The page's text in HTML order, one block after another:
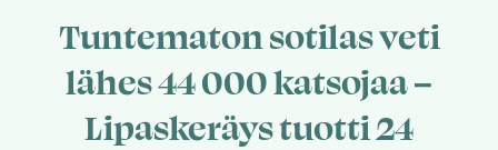
Tuntematon sotilas veti
lähes 44 000 katsojaa –
Lipaskeräys tuotti 24